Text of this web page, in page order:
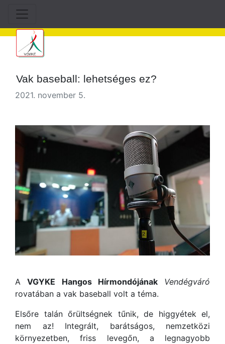
Vak baseball: lehetséges ez?
2021. november 5.
AVGYKE Hangos Hírmondójának
Vendégváró
rovatában a vak baseball volt a téma.
Elsőre talán őrültségnek tűnik, de higgyétek el,
nem az! Integrált, barátságos, nemzetközi
környezetben, friss levegőn, a legnagyobb